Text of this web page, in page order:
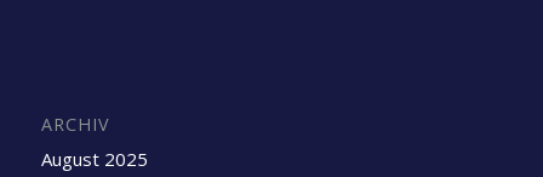
ARCHIV
August 2025